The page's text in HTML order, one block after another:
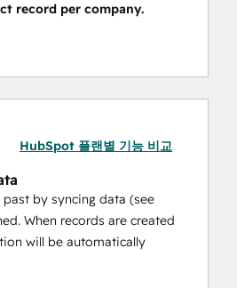
record per company.
HubSpot 플랜별 기능 비교
by syncing data (see
When records are created
will be automatically